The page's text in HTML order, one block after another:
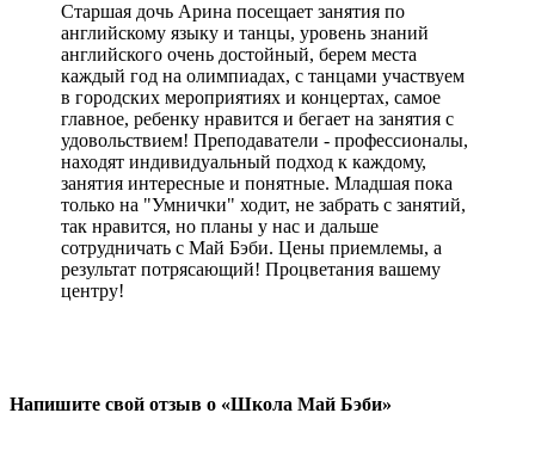
Старшая дочь Арина посещает занятия по
английскому языку и танцы, уровень знаний
английского очень достойный, берем места
каждый год на олимпиадах, с танцами участвуем
в городских мероприятиях и концертах, самое
главное, ребенку нравится и бегает на занятия с
удовольствием! Преподаватели - профессионалы,
находят индивидуальный подход к каждому,
занятия интересные и понятные. Младшая пока
только на "Умнички" ходит, не забрать с занятий,
так нравится, но планы у нас и дальше
сотрудничать с Май Бэби. Цены приемлемы, а
результат потрясающий! Процветания вашему
центру!
Напишите свой отзыв о «Школа Май Бэби»